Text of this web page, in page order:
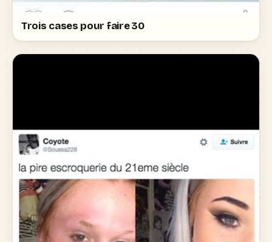
Trois cases pour faire 30